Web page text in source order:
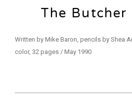
The Butcher
Written by Mike Baron, pencils by Shea
color, 32 pages / May 1990